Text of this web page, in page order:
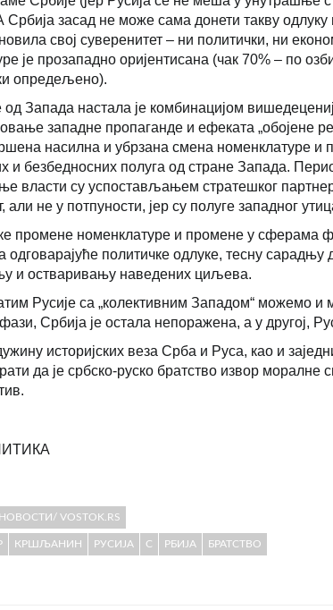
засад не може сама донети такву одлуку
свој суверенитет – ни политички, ни
је прозападно оријентисана (чак 70% – по
опредељено).
од Запада настала је комбинацијом
западне пропаганде и ефеката „обојене
насилна и убрзана смена номенклатуре и
и безбедносних полуга од стране Запада.
власти су успостављањем стратешког
али не у потпуности, јер су полуге западног
промене номенклатуре и промене у сферама
одговарајуће политичке одлуке, тесну
и остваривању наведених циљева.
Русије са „колективним Западом“ можемо
Србија је остала непоражена, а у другој,
историјских веза Срба и Руса, као и
да је србско-руско братство извор моралне
VOSTOK.RS
КРШЉАНИН РУСИЈА С РБИЈА БРАТСТВО